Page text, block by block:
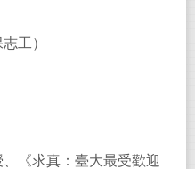
工）
《求真：臺大最受歡迎